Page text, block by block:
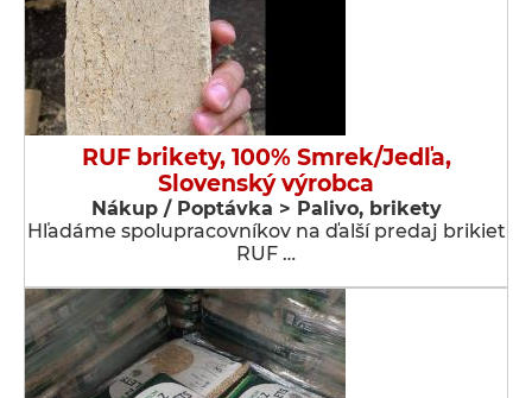
RUF brikety, 100% Smrek/Jedľa,
Slovenský výrobca
Nákup / Poptávka > Palivo, brikety
Hľadáme spolupracovníkov na ďalší predaj brikiet
RUF …